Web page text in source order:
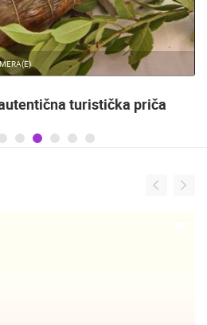
turistička priča